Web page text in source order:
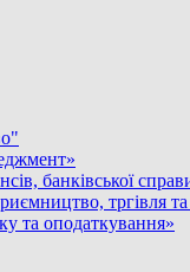
банківської
тргівля та
та оподаткування»